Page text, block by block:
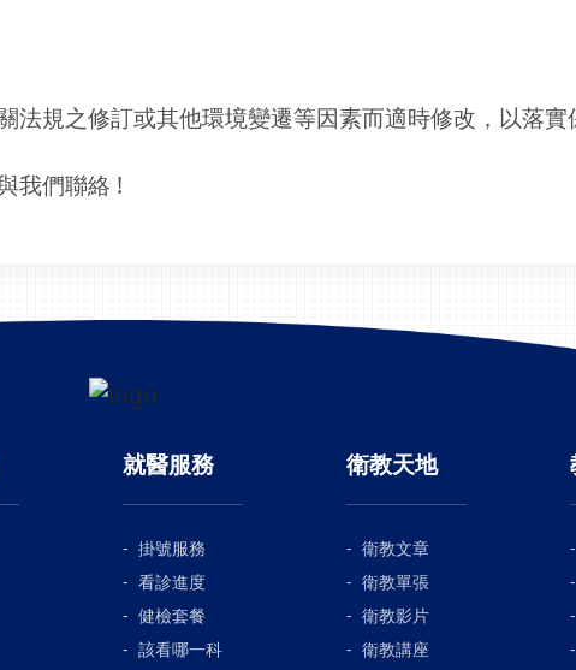
法規之修訂或其他環境變遷等因素而適時修改，以落
我們聯絡 !
就醫服務
掛號服務
看診進度
健檢套餐
該看哪一科
衛教天地
衛教文章
衛教單張
衛教影片
衛教講座